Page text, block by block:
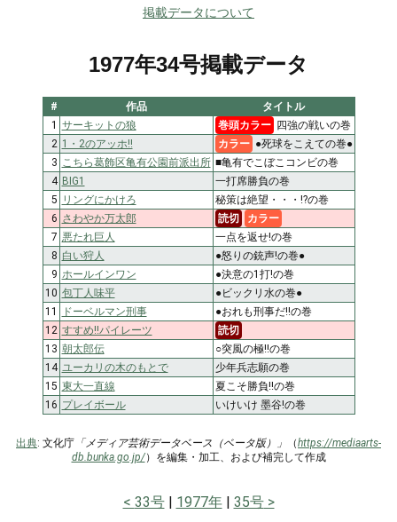
掲載データについて
1977年34号掲載データ
# 作品
タイトル
1 サーキットの狼 巻頭カラー 四強の戦いの巻
2 1・2のアッホ!! カラー ●死球をこえての巻●
3
こちら葛飾区亀有公園前派出所 ■亀有でこぼこコンビの巻
4 BIG1
一打席勝負の巻
5 リングにかけろ
秘策は絶望・・・!?の巻
6 さわやか万太郎 読切
カラー
7 悪たれ巨人
一点を返せ!の巻
8 白い狩人
●怒りの銃声!の巻●
9 ホールインワン
●決意の1打!の巻
10 包丁人味平
●ビックリ水の巻●
11
ドーベルマン刑事
●おれも刑事だ!!の巻
12 すすめ!!パイレーツ
読切
13 朝太郎伝
○突風の極!!の巻
14 ユーカリの木のもとで
少年兵志願の巻
15 東大一直線
夏こそ勝負!!の巻
16 プレイボール いけいけ 墨谷!の巻
出典: 文化庁 「メディア芸術データベース（ベータ版）」 （https://mediaarts-
db.bunka.go.jp/）を編集・加工、および補完して作成
33号 1977年 35号